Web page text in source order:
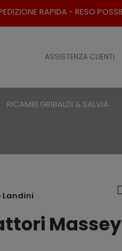
- RESO POSSIBILE
ASSISTENZA CLIENTI
RICAMBI GRIBALDI & SALVIA
Landini
Massey